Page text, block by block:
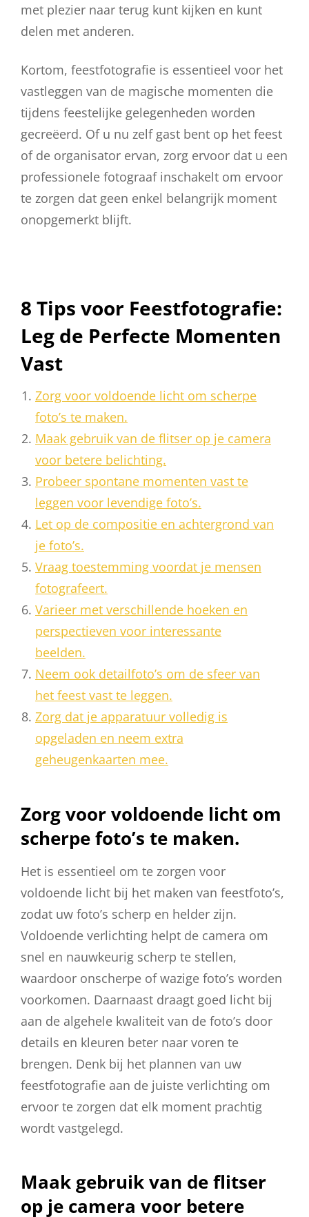
met plezier naar terug kunt kijken en kunt
delen met anderen.
Kortom, feestfotografie is essentieel voor het
vastleggen van de magische momenten die
tijdens feestelijke gelegenheden worden
gecreëerd. Of u nu zelf gast bent op het feest
of de organisator ervan, zorg ervoor dat u een
professionele fotograaf inschakelt om ervoor
te zorgen dat geen enkel belangrijk moment
onopgemerkt blijft.
8 Tips voor Feestfotografie:
Leg de Perfecte Momenten
Vast
Zorg voor voldoende licht om scherpe
foto’s te maken.
Maak gebruik van de flitser op je camera
voor betere belichting.
Probeer spontane momenten vast te
leggen voor levendige foto’s.
Let op de compositie en achtergrond van
je foto’s.
Vraag toestemming voordat je mensen
fotografeert.
Varieer met verschillende hoeken en
perspectieven voor interessante
beelden.
Neem ook detailfoto’s om de sfeer van
het feest vast te leggen.
Zorg dat je apparatuur volledig is
opgeladen en neem extra
geheugenkaarten mee.
Zorg voor voldoende licht om
scherpe foto’s te maken.
Het is essentieel om te zorgen voor
voldoende licht bij het maken van feestfoto’s,
zodat uw foto’s scherp en helder zijn.
Voldoende verlichting helpt de camera om
snel en nauwkeurig scherp te stellen,
waardoor onscherpe of wazige foto’s worden
voorkomen. Daarnaast draagt goed licht bij
aan de algehele kwaliteit van de foto’s door
details en kleuren beter naar voren te
brengen. Denk bij het plannen van uw
feestfotografie aan de juiste verlichting om
ervoor te zorgen dat elk moment prachtig
wordt vastgelegd.
Maak gebruik van de flitser
op je camera voor betere